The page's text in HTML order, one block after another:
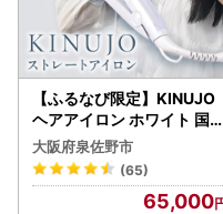
【ふるなび限定】KINUJO
ヘアアイロン ホワイト 国内
製造 FN-Limited-PR
大阪府泉佐野市
(65)
65,000